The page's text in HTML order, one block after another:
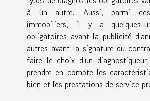
à un autre. Aussi, parmi ces
immobiliers, il y a quelques-
obligatoires avant la publicité
autres avant la signature du
faire le choix d'un
prendre en compte les
bien et les prestations de service